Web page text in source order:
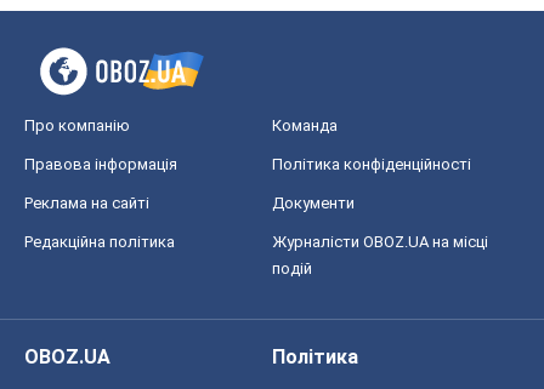
Про компанію Команда
Правова інформація Політика конфіденційності
Реклама на сайті Документи
Редакційна політика
Журналісти OBOZ.UA на місці
подій
OBOZ.UA
Політика